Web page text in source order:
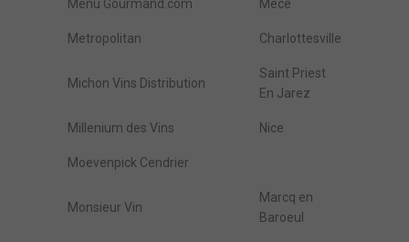
Menu Gourmand.com Mece
Metropolitan Charlottesville
Michon Vins Distribution
Saint Priest
En Jarez
Millenium des Vins Nice
Moevenpick Cendrier
Monsieur Vin
Marcq en
Baroeul